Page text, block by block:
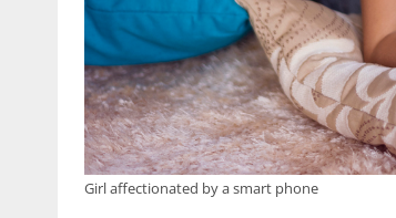
Girl affectionated by a smart phone